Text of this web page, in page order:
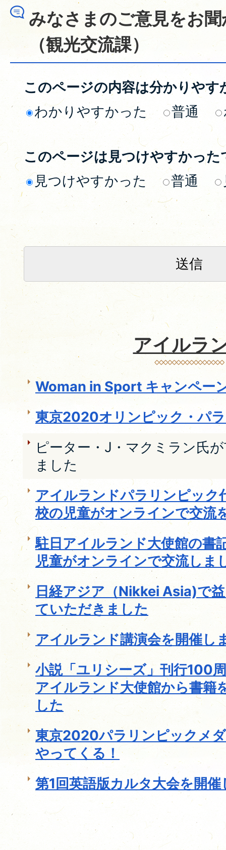
みなさまのご意見をお
（観光交流課）
このページの内容は分かりやす
わかりやすかった
普通
このページは見つけやすかった
見つけやすかった
普通
アイルラ
Woman in Sport キャンペー
東京2020オリンピック・パ
ピーター・J・マクミラン氏
ました
アイルランドパラリンピック
校の児童がオンラインで交流
駐日アイルランド大使館の書
児童がオンラインで交流しま
日経アジア（Nikkei Asia)で
ていただきました
アイルランド講演会を開催し
小説「ユリシーズ」刊行100
アイルランド大使館から書籍
した
東京2020パラリンピックメ
やってくる！
第1回英語版カルタ大会を開